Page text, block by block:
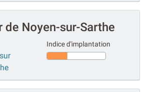
de Noyen-sur-Sarthe
Indice d'implantation